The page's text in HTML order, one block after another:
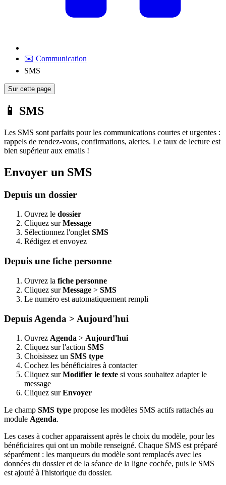
✉️ Communication
SMS
Sur cette page
📱 SMS
Les SMS sont parfaits pour les communications courtes et urgentes :
rappels de rendez-vous, confirmations, alertes. Le taux de lecture est
bien supérieur aux emails !
Envoyer un SMS
Depuis un dossier
Ouvrez le dossier
Cliquez surMessage
Sélectionnez l'onglet SMS
Rédigez et envoyez
Depuis une fiche personne
Ouvrez la fiche personne
Cliquez surMessage > SMS
Le numéro est automatiquement rempli
Depuis Agenda > Aujourd'hui
Ouvrez Agenda > Aujourd'hui
Cliquez sur l'action SMS
Choisissez un SMS type
Cochez les bénéficiaires à contacter
Cliquez surModifier le texte si vous souhaitez adapter le
message
Cliquez surEnvoyer
Le champ SMS type propose les modèles SMS actifs rattachés au
module Agenda.
Les cases à cocher apparaissent après le choix du modèle, pour les
bénéficiaires qui ont un mobile renseigné. Chaque SMS est préparé
séparément : les marqueurs du modèle sont remplacés avec les
données du dossier et de la séance de la ligne cochée, puis le SMS
est ajouté à l'historique du dossier.